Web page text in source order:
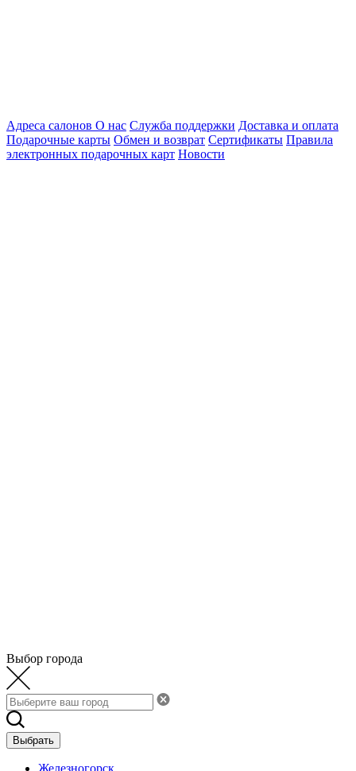
Адреса салонов О нас Служба поддержки Доставка и оплата
Подарочные карты Обмен и возврат Сертификаты Правила
электронных подарочных карт Новости
Выбор города
Выбрать
Железногорск